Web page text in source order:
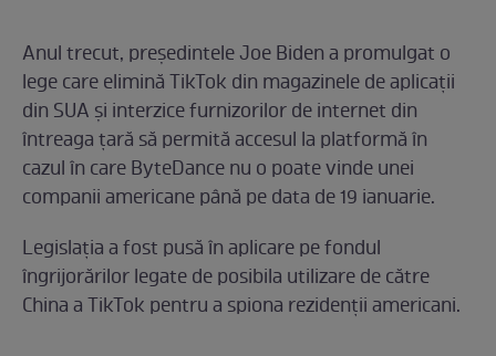
Anul trecut, președintele Joe Biden a promulgat o
lege care elimină TikTok din magazinele de aplicații
din SUA și interzice furnizorilor de internet din
întreaga țară să permită accesul la platformă în
cazul în care ByteDance nu o poate vinde unei
companii americane până pe data de 19 ianuarie.
Legislația a fost pusă în aplicare pe fondul
îngrijorărilor legate de posibila utilizare de către
China a TikTok pentru a spiona rezidenții americani.